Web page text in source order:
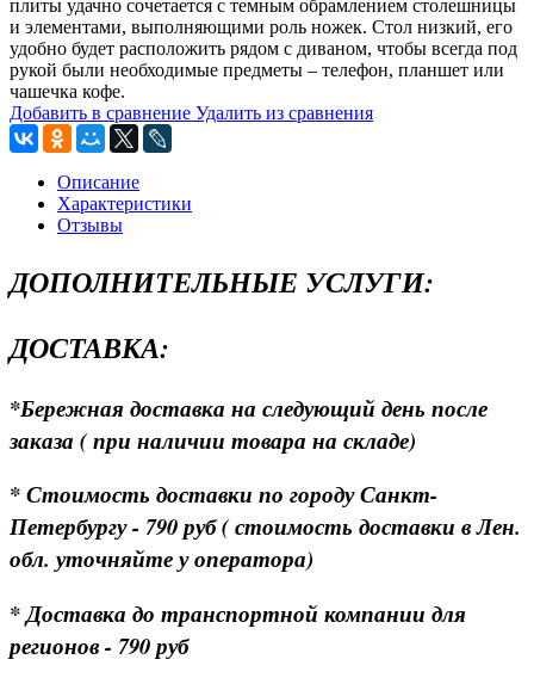
плиты удачно сочетается с темным обрамлением столешницы
и элементами, выполняющими роль ножек. Стол низкий, его
удобно будет расположить рядом с диваном, чтобы всегда под
рукой были необходимые предметы – телефон, планшет или
чашечка кофе.
Добавить в сравнение Удалить из сравнения
Описание
Характеристики
Отзывы
ДОПОЛНИТЕЛЬНЫЕ УСЛУГИ:
ДОСТАВКА:
*Бережная доставка на следующий день после
заказа ( при наличии товара на складе)
* Стоимость доставки по городу Санкт-
Петербургу - 790 руб ( стоимость доставки в Лен.
обл. уточняйте у оператора)
* Доставка до транспортной компании для
регионов - 790 руб